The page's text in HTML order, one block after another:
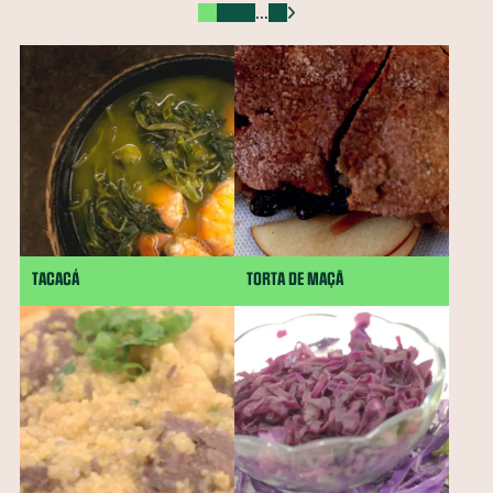
Mamão Jatobá
Cravo-da-Índia Morango Castanha-do-Brasil
Cacau Semente de Linhaça Jaca Cará Taioba
Palma Jambu Tucupi Cheiro-verde Abacate
Palmito Maxixe Agrião Grão-de-bico Manjericão
Uva Mandioquinha Amendoim Gergelim
Gengibre Semente de Chia Alecrim Almeirão
Pupunha Jabuticaba major-gomes
Abricó Açafrão-da-terra Juçara Pequi Baru
Shitake Feijão-de-corda Amêndoa Rúcula
Cominho Caruru Serralha Soja Melão
Tangerina Pêssego Chicória-do-Pará Beldroega
Cupuaçu Cagaita Camarão Quirera de milho
Radite Pinhão Cuscuz Sapoti Goiabada
...
TACACÁ TORTA DE MAÇÃ